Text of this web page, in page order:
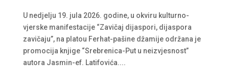
U nedjelju 19. jula 2026. godine, u okviru kulturno-
vjerske manifestacije “Zavičaj dijaspori, dijaspora
zavičaju”, na platou Ferhat-pašine džamije održana je
promocija knjige “Srebrenica-Put u neizvjesnost”
autora Jasmin-ef. Latifovića....